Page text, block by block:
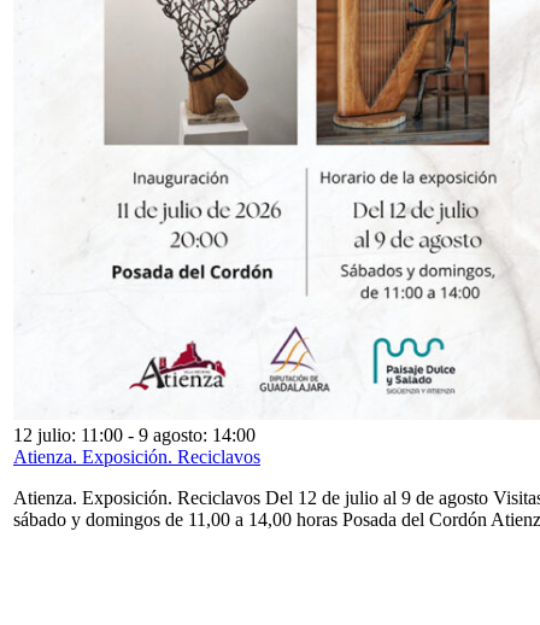
12 julio: 11:00 - 9 agosto: 14:00
Atienza. Exposición. Reciclavos
Atienza. Exposición. Reciclavos Del 12 de julio al 9 de agosto
sábado y domingos de 11,00 a 14,00 horas Posada del Cordón